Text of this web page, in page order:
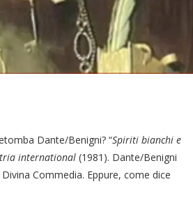
Dante/Benigni? “Spiriti bianchi e
international (1981). Dante/Benigni
Commedia. Eppure, come dice